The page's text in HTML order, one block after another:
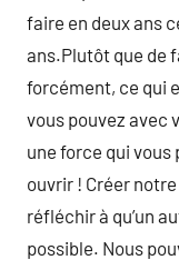
faire en deux ans
ans.Plutôt que de
forcément, ce qui
vous pouvez avec
une force qui vous
ouvrir ! Créer
réfléchir à qu’un
possible. Nous